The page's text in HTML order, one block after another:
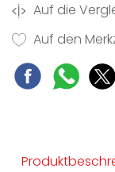
Auf die
Auf den